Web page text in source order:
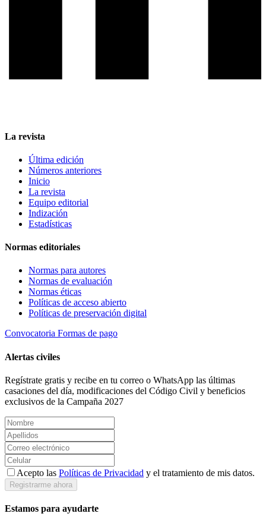
La revista
Última edición
Números anteriores
Inicio
La revista
Equipo editorial
Indización
Estadísticas
Normas editoriales
Normas para autores
Normas de evaluación
Normas éticas
Políticas de acceso abierto
Políticas de preservación digital
Convocatoria Formas de pago
Alertas civiles
Regístrate gratis y recibe en tu correo o WhatsApp las últimas
casaciones del día, modificaciones del Código Civil y beneficios
exclusivos de la Campaña 2027
Acepto las Políticas de Privacidad y el tratamiento de mis datos.
Registrarme ahora
Estamos para ayudarte